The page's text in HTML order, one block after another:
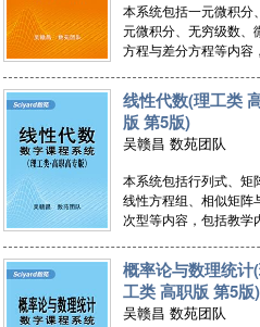
询分析，特别利于学习
突破，作者团队持续在
评与释疑。系统支持PC
移动端使用。
本系统包括一元微积分
元微积分、无穷级数、
方程与差分方程等内容
者包括教学内容、教学动
画、数学实验及其算法
详解；后者包括所有习
解。所有页面均做了知
然。基于题型考点的交
询分析，特别利于学习
突破，作者团队持续在
评与释疑。系统支持
移动端使用。
线性代数(理工类
版 第5版)
吴赣昌 数苑团队
本系统包括行列式、矩
线性方程组、相似矩阵
次型等内容，包括教学
包括教学内容、教学动
数学实验及其算法编程
解；后者包括所有习题详
解。所有页面均做了知
概率论与数理统计
工类 高职版 第5版)
吴赣昌 数苑团队